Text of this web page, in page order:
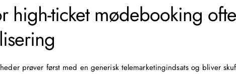
high-ticket mødebooking
prøver først med en generisk telemarketingindsats og bliver